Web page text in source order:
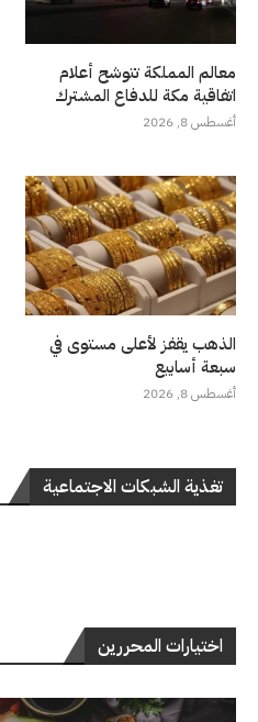
معالم المملكة تتوشح أعلام
اتفاقية مكة للدفاع المشترك
أغسطس 8, 2026
الذهب يقفز لأعلى مستوى في
سبعة أسابيع
أغسطس 8, 2026
تغذية الشبكات الاجتماعية
اختيارات المحررين